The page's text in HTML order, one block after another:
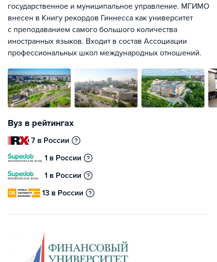
государственное и муниципальное управление. МГИМО
внесен в Книгу рекордов Гиннесса как университет
с преподаванием самого большого количества
иностранных языков. Входит в состав Ассоциации
профессиональных школ международных отношений.
Вуз в рейтингах
7 в России
1 в России
1 в России
13 в России